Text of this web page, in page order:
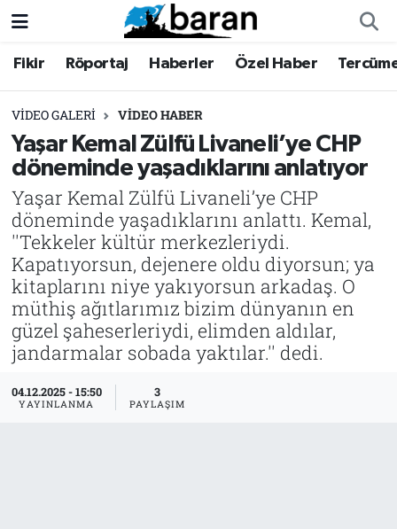
Fikir Röportaj Haberler Özel Haber
VIDEO GALERI VIDEO HABER
Yaşar Kemal Zülfü Livaneli’ye CHP
döneminde yaşadıklarını anlatıyor
Yaşar Kemal Zülfü Livaneli’ye CHP
döneminde yaşadıklarını anlattı. Kemal,
''Tekkeler kültür merkezleriydi.
Kapatıyorsun, dejenere oldu diyorsun; ya
kitaplarını niye yakıyorsun arkadaş. O
müthiş ağıtlarımız bizim dünyanın en
güzel şaheserleriydi, elimden aldılar,
jandarmalar sobada yaktılar.'' dedi.
04.12.2025 - 15:50
YAYINLANMA
3
PAYLAŞIM
Fikir
Röportaj
Haberler
Özel Haber
Tercüme
İktibas
Büyük Doğu-İbda
Dergi
Fikir
Röportaj
Haberler
Özel Haber
Tercüme
İktibas
Büyük Doğu-İbda
Dergi
Nöbetçi Eczaneler
Hava Durumu
Trafik Durumu
Süper Lig Puan Durumu ve Fikstür
Tüm Manşetler
Son Dakika Haberleri
Haber Arşivi